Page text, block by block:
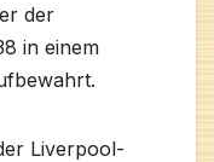
der
in einem
Liverpool-